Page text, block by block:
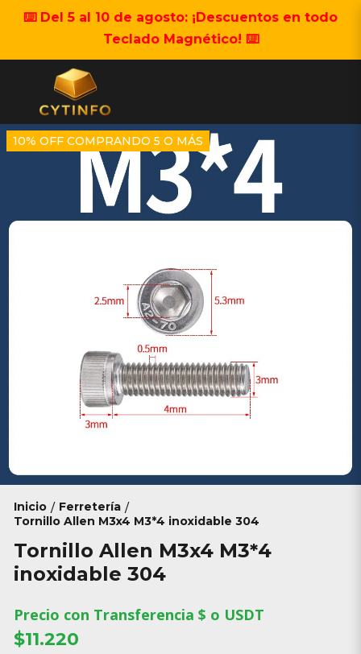
⌨️ Del 5 al 10 de agosto: ¡Descuentos en todo
Teclado Magnético! ⌨️
10% OFF COMPRANDO 5 O MÁS
Inicio / Ferretería /
Tornillo Allen M3x4 M3*4 inoxidable 304
Tornillo Allen M3x4 M3*4
inoxidable 304
Precio con Transferencia $ o USDT
$11.220